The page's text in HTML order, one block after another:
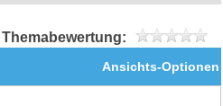
Themabewertung:
Ansichts-Optionen